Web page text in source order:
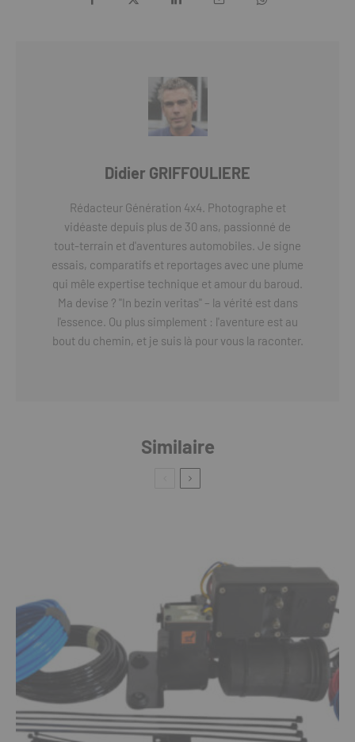
Didier GRIFFOULIERE
Rédacteur Génération 4x4. Photographe et
vidéaste depuis plus de 30 ans, passionné de
tout-terrain et d'aventures automobiles. Je signe
essais, comparatifs et reportages avec une plume
qui mêle expertise technique et amour du baroud.
Ma devise ? "In bezin veritas" – la vérité est dans
l'essence. Ou plus simplement : l'aventure est au
bout du chemin, et je suis là pour vous la raconter.
Similaire